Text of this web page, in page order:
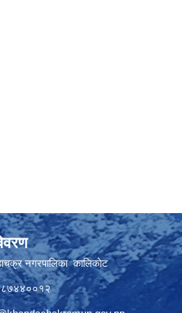
नगरपालिका कालिकाेट